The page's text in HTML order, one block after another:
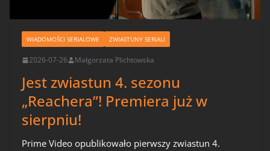
WIADOMOŚCI SERIALOWE ZWIASTUNY SERIALI
2026-07-26 Małgorzata Plichtowska
Jest zwiastun 4. sezonu
„Reachera”! Premiera już w
sierpniu!
Prime Video opublikowało pierwszy zwiastun 4.